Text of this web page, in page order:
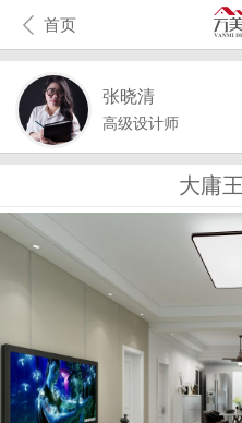
首页
张晓清
高级设计师
大庸